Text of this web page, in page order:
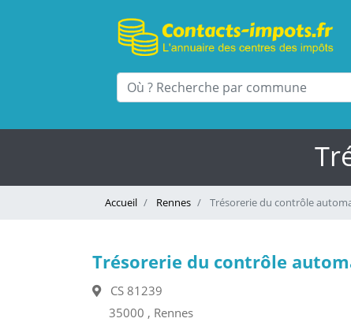
Accueil Rennes Trésorerie du contrôle
Trésorerie du contrôle
CS 81239
35000 , Rennes